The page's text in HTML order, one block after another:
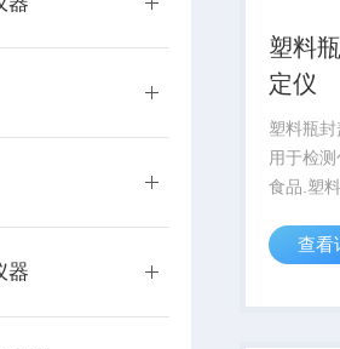
器
塑料
定仪
塑料瓶
用于检
食品.塑
南三泉
查看